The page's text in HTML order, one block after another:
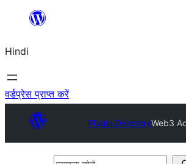
सामग्री
जाएं
Hindi
वर्डप्रेस प्राप्त करें
Plugin DirectoryWeb3